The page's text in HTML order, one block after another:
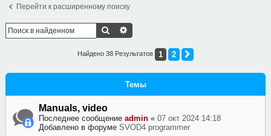
Перейти к расширенному поиску
Поиск
Найдено 38 Результатов 1 2
Темы
Manuals, video
Последнее сообщение admin « 07 окт 2024 14:18
Добавлено в форуме SVOD4 programmer